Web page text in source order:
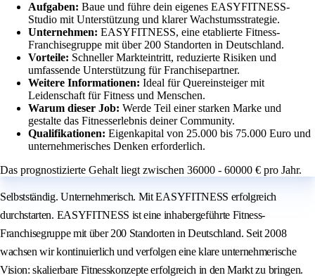
Aufgaben: Baue und führe dein eigenes EASYFITNESS-
Studio mit Unterstützung und klarer Wachstumsstrategie.
Unternehmen: EASYFITNESS, eine etablierte Fitness-
Franchisegruppe mit über 200 Standorten in Deutschland.
Vorteile: Schneller Markteintritt, reduzierte Risiken und
umfassende Unterstützung für Franchisepartner.
Weitere Informationen: Ideal für Quereinsteiger mit
Leidenschaft für Fitness und Menschen.
Warum dieser Job: Werde Teil einer starken Marke und
gestalte das Fitnesserlebnis deiner Community.
Qualifikationen: Eigenkapital von 25.000 bis 75.000 Euro und
unternehmerisches Denken erforderlich.
Das prognostizierte Gehalt liegt zwischen 36000 - 60000 € pro Jahr.
Selbstständig. Unternehmerisch. Mit EASYFITNESS erfolgreich
durchstarten. EASYFITNESS ist eine inhabergeführte Fitness-
Franchisegruppe mit über 200 Standorten in Deutschland. Seit 2008
wachsen wir kontinuierlich und verfolgen eine klare unternehmerische
Vision: skalierbare Fitnesskonzepte erfolgreich in den Markt zu bringen.